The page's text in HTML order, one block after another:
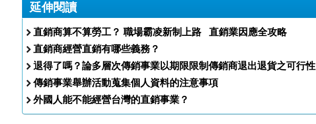
延伸閱讀
直銷商算不算勞工？ 職場霸凌新制上路 直銷業因應全攻略
直銷商經營直銷有哪些義務？
退得了嗎？論多層次傳銷事業以期限限制傳銷商退出退貨之可行性
傳銷事業舉辦活動蒐集個人資料的注意事項
外國人能不能經營台灣的直銷事業？